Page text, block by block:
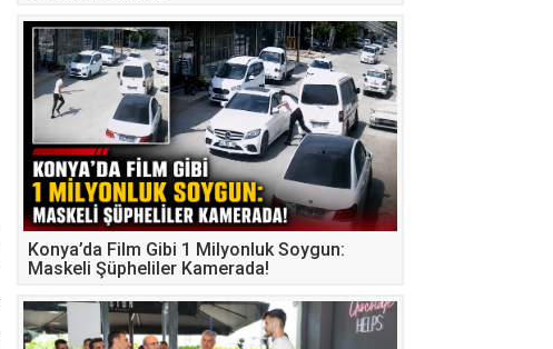
Konya’da Film Gibi 1 Milyonluk Soygun:
Maskeli Şüpheliler Kamerada!